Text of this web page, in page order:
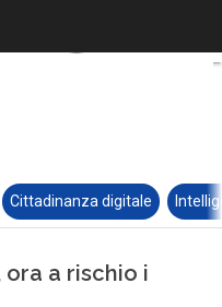
Cittadinanza digitale
ora a rischio i